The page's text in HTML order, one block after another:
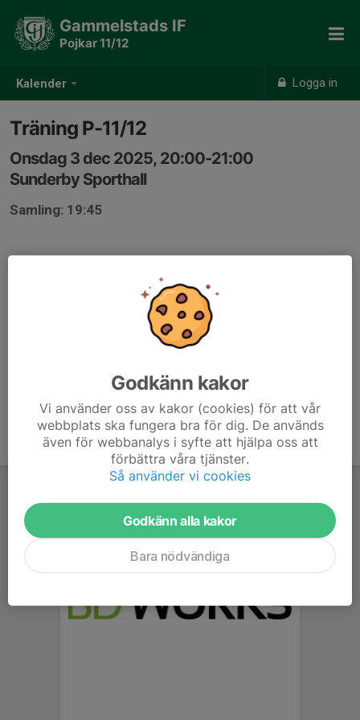
Kalender Logga in
Gammelstads IF
Pojkar 11/12
Träning P-11/12
Onsdag 3 dec 2025, 20:00-21:00
Sunderby Sporthall
Samling: 19:45
Godkänn kakor
Vi använder oss av kakor (cookies) för att vår
webbplats ska fungera bra för dig. De används
även för webbanalys i syfte att hjälpa oss att
förbättra våra tjänster.
Så använder vi cookies
Godkänn alla kakor
Bara nödvändiga